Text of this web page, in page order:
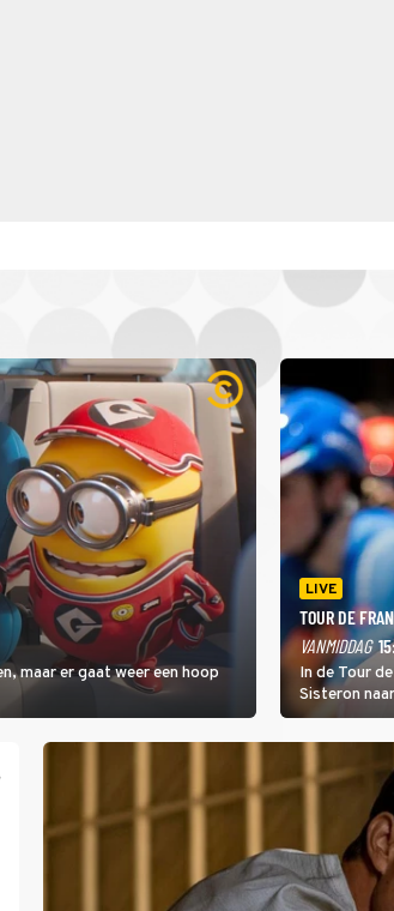
maar er gaat weer een hoop
LIVE
TOUR DE
VANMIDDAG
In de Tour
Sisteron
geleidelijke
zwaarste
namelijk